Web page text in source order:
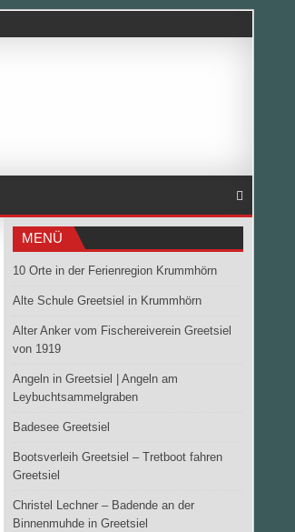
MENÜ
10 Orte in der Ferienregion Krummhörn
Alte Schule Greetsiel in Krummhörn
Alter Anker vom Fischereiverein Greetsiel
von 1919
Angeln in Greetsiel | Angeln am
Leybuchtsammelgraben
Badesee Greetsiel
Bootsverleih Greetsiel – Tretboot fahren
Greetsiel
Christel Lechner – Badende an der
Binnenmuhde in Greetsiel